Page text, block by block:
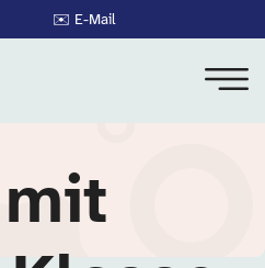
✉️ E-Mail